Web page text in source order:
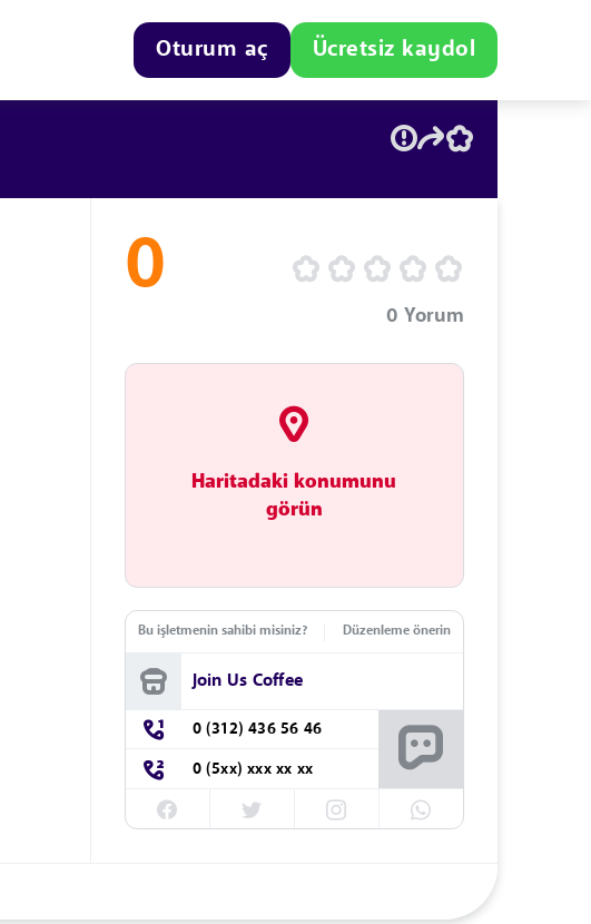
Oturum aç Ücretsiz kaydol
0
0 Yorum
Haritadaki konumunu
görün
Bu işletmenin sahibi misiniz? Düzenleme önerin
Join Us Coffee
0 (312) 436 56 46
0 (5xx) xxx xx xx